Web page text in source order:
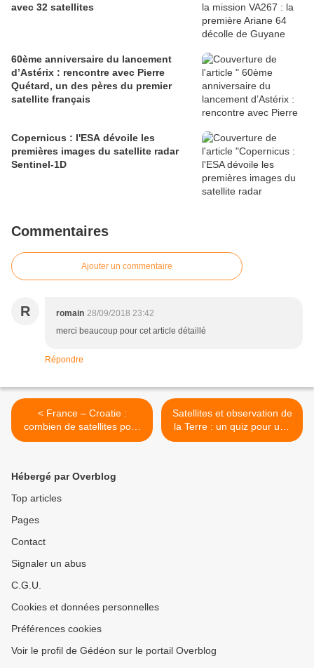
avec 32 satellites
60ème anniversaire du lancement
d’Astérix : rencontre avec Pierre
Quétard, un des pères du premier
satellite français
Copernicus : l'ESA dévoile les
premières images du satellite radar
Sentinel-1D
Commentaires
Ajouter un commentaire
R romain 28/09/2018 23:42
merci beaucoup pour cet article détaillé
Répondre
< France – Croatie :
combien de satellites pour
suivre la victoire des bleus
Satellites et observation de
la Terre : un quiz pour une
rentrée en couleurs… >
Hébergé par Overblog
Top articles
Pages
Contact
Signaler un abus
C.G.U.
Cookies et données personnelles
Préférences cookies
Voir le profil de Gédéon sur le portail Overblog